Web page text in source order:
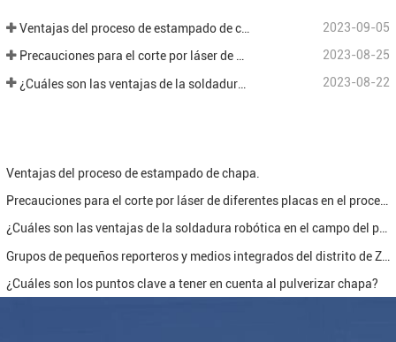
2023-09-05
Precauciones para el corte por láser de diferentes placas en el procesamiento de chapa. 2023-08-25
2023-08-22
Ventajas del proceso de estampado de chapa.
¿Cuáles son las ventajas de la soldadura robótica en el campo del procesamiento de chapa?
¿Cuáles son los puntos clave a tener en cuenta al pulverizar chapa?